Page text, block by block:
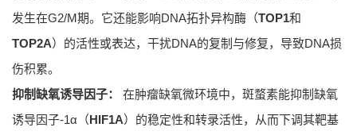
发生在G2/M期。它还能影响DNA拓扑异构酶（TOP1和
TOP2A）的活性或表达，干扰DNA的复制与修复，导致DNA损
伤积累。
抑制缺氧诱导因子：
在肿瘤缺氧微环境中，斑蝥素能抑制缺氧
诱导因子-1α（HIF1A）的稳定性和转录活性，从而下调其靶基